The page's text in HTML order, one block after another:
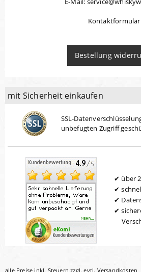
Kontaktformular
Bestellung
mit Sicherheit einkaufen
SSL-
unbefugten Zugriff
über
alle Preise inkl. Steuern zzgl. evtl. Versandkosten